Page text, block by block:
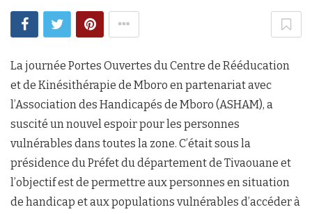
La journée Portes Ouvertes du Centre de Rééducation
et de Kinésithérapie de Mboro en partenariat avec
l’Association des Handicapés de Mboro (ASHAM), a
suscité un nouvel espoir pour les personnes
vulnérables dans toutes la zone. C’était sous la
présidence du Préfet du département de Tivaouane et
l’objectif est de permettre aux personnes en situation
de handicap et aux populations vulnérables d’accéder à